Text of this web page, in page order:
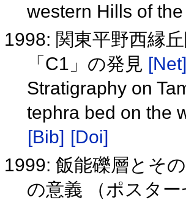
western Hills of
1998: 関東平野西縁
「C1」の発見 [Net]
Stratigraphy on
tephra bed on the
[Bib] [Doi]
1999: 飯能礫層とそ
の意義 （ポスタ